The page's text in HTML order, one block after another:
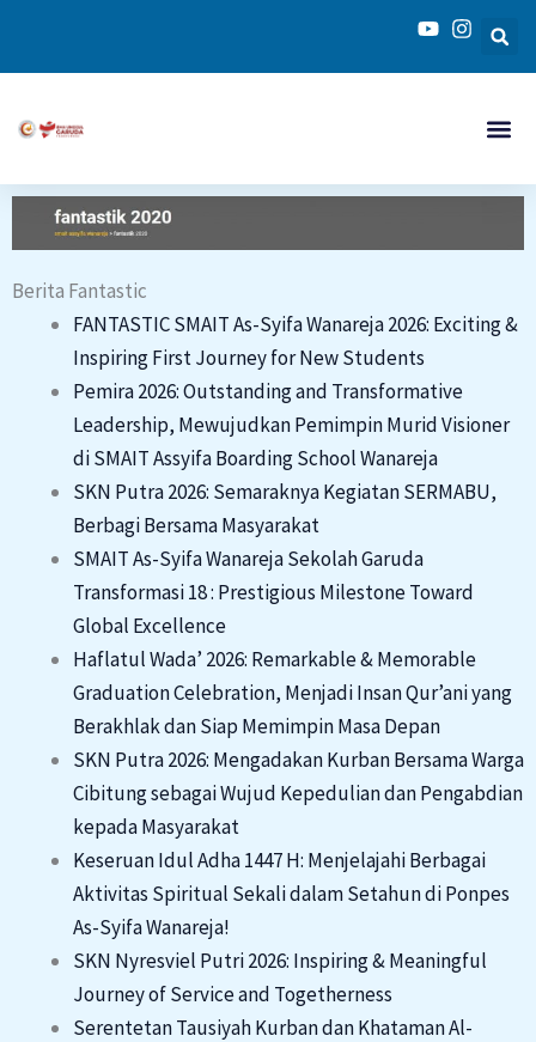
Berita Fantastic
FANTASTIC SMAIT As-Syifa Wanareja 2026: Exciting &
Inspiring First Journey for New Students
Pemira 2026: Outstanding and Transformative
Leadership, Mewujudkan Pemimpin Murid Visioner
di SMAIT Assyifa Boarding School Wanareja
SKN Putra 2026: Semaraknya Kegiatan SERMABU,
Berbagi Bersama Masyarakat
SMAIT As-Syifa Wanareja Sekolah Garuda
Transformasi 18 : Prestigious Milestone Toward
Global Excellence
Haflatul Wada’ 2026: Remarkable & Memorable
Graduation Celebration, Menjadi Insan Qur’ani yang
Berakhlak dan Siap Memimpin Masa Depan
SKN Putra 2026: Mengadakan Kurban Bersama Warga
Cibitung sebagai Wujud Kepedulian dan Pengabdian
kepada Masyarakat
Keseruan Idul Adha 1447 H: Menjelajahi Berbagai
Aktivitas Spiritual Sekali dalam Setahun di Ponpes
As-Syifa Wanareja!
SKN Nyresviel Putri 2026: Inspiring & Meaningful
Journey of Service and Togetherness
Serentetan Tausiyah Kurban dan Khataman Al-